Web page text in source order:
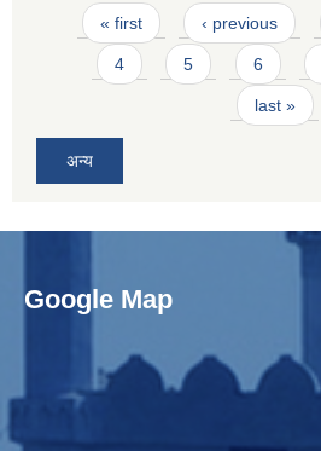
Pages
« first ‹ previous
4 5 6
last »
अन्य
Google Map